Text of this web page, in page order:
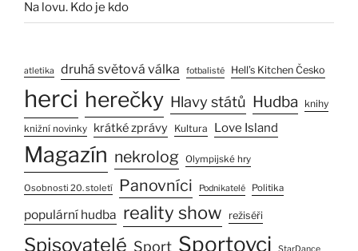
Na lovu. Kdo je kdo
atletika druhá světová válka fotbalisté Hell’s Kitchen Česko
herci herečky Hlavy států Hudba knihy
knižní novinky krátké zprávy Kultura Love Island
Magazín nekrolog Olympijské hry
Osobnosti 20. století Panovníci Podnikatelé Politika
populární hudba reality show režiséři
Spisovatelé Sport Sportovci